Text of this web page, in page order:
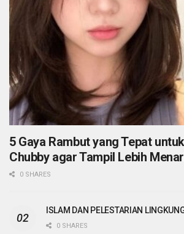
5 Gaya Rambut yang Tepat
Chubby agar Tampil Lebih
0 SHARES
ISLAM DAN PELESTARIAN
0 SHARES